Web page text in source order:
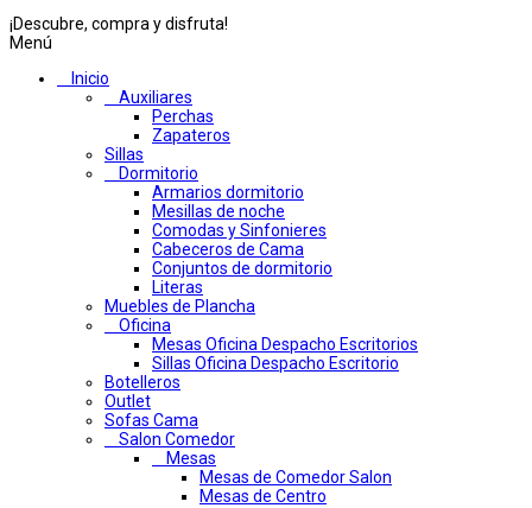
¡Descubre, compra y disfruta!
Menú
Inicio
Auxiliares
Perchas
Zapateros
Sillas
Dormitorio
Armarios dormitorio
Mesillas de noche
Comodas y Sinfonieres
Cabeceros de Cama
Conjuntos de dormitorio
Literas
Muebles de Plancha
Oficina
Mesas Oficina Despacho Escritorios
Sillas Oficina Despacho Escritorio
Botelleros
Outlet
Sofas Cama
Salon Comedor
Mesas
Mesas de Comedor Salon
Mesas de Centro